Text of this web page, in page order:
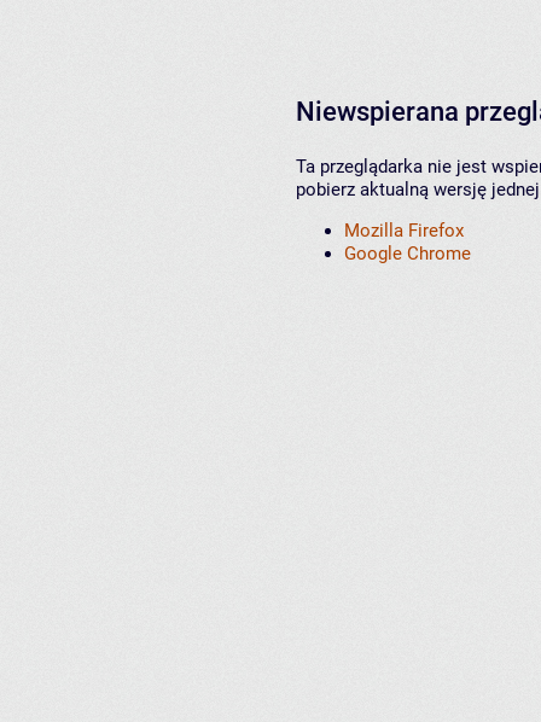
Niewspierana
Ta przeglądarka nie jest
pobierz aktualną wersję
Mozilla Firefox
Google Chrome